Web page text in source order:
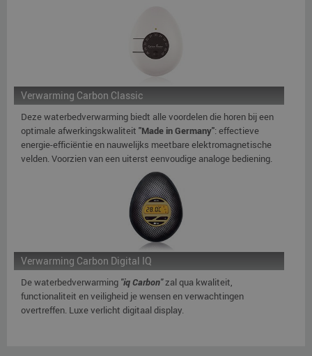
Verwarming Carbon Classic
Deze waterbedverwarming biedt alle voordelen die horen bij een
optimale afwerkingskwaliteit "Made in Germany": effectieve
energie-efficiëntie en nauwelijks meetbare elektromagnetische
velden. Voorzien van een uiterst eenvoudige analoge bediening.
Verwarming Carbon Digital IQ
De waterbedverwarming "iq Carbon"zal qua kwaliteit,
functionaliteit en veiligheid je wensen en verwachtingen
overtreffen. Luxe verlicht digitaal display.